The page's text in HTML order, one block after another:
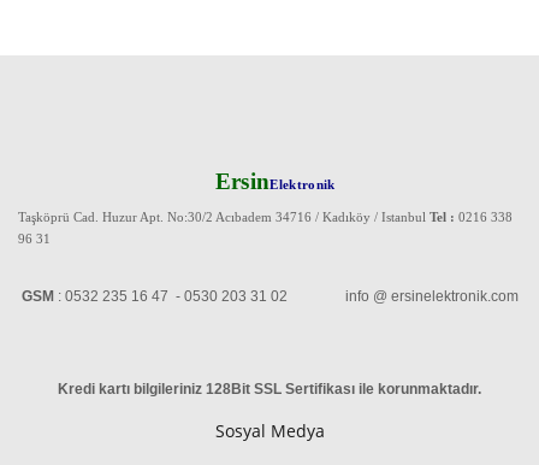
ErsinElektronik
Taşköprü Cad. Huzur Apt. No:30/2 Acıbadem 34716 / Kadıköy / Istanbul Tel : 0216 338
96 31
GSM : 0532 235 16 47 - 0530 203 31 02 info @ ersinelektronik.com
Kredi kartı bilgileriniz 128Bit SSL Sertifikası ile korunmaktadır.
Sosyal Medya